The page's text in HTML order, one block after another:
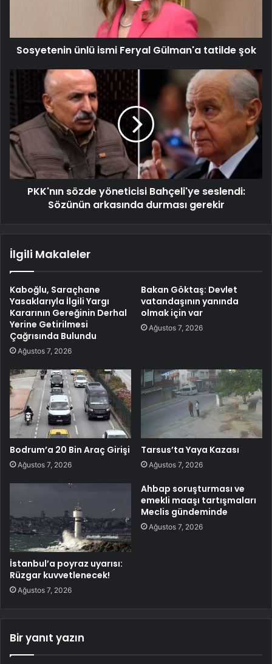
Sosyetenin ünlü ismi Feryal Gülman'a tatilde şok
PKK'nın sözde yöneticisi Bahçeli'ye seslendi:
Sözünün arkasında durması gerekir
İlgili Makaleler
Kaboğlu, Saraçhane
Yasaklarıyla İlgili Yargı
Kararının Gereğinin Derhal
Yerine Getirilmesi
Çağrısında Bulundu
Ağustos 7, 2026
Bakan Göktaş: Devlet
vatandaşının yanında
olmak için var
Ağustos 7, 2026
Bodrum’a 20 Bin Araç Girişi
Ağustos 7, 2026
Tarsus’ta Yaya Kazası
Ağustos 7, 2026
İstanbul’a poyraz uyarısı:
Rüzgar kuvvetlenecek!
Ağustos 7, 2026
Ahbap soruşturması ve
emekli maaşı tartışmaları
Meclis gündeminde
Ağustos 7, 2026
Bir yanıt yazın